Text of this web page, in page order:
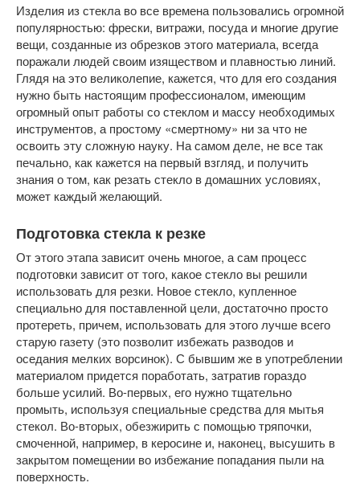
Изделия из стекла во все времена пользовались огромной
популярностью: фрески, витражи, посуда и многие другие
вещи, созданные из обрезков этого материала, всегда
поражали людей своим изяществом и плавностью линий.
Глядя на это великолепие, кажется, что для его создания
нужно быть настоящим профессионалом, имеющим
огромный опыт работы со стеклом и массу необходимых
инструментов, а простому «смертному» ни за что не
освоить эту сложную науку. На самом деле, не все так
печально, как кажется на первый взгляд, и получить
знания о том, как резать стекло в домашних условиях,
может каждый желающий.
Подготовка стекла к резке
От этого этапа зависит очень многое, а сам процесс
подготовки зависит от того, какое стекло вы решили
использовать для резки. Новое стекло, купленное
специально для поставленной цели, достаточно просто
протереть, причем, использовать для этого лучше всего
старую газету (это позволит избежать разводов и
оседания мелких ворсинок). С бывшим же в употреблении
материалом придется поработать, затратив гораздо
больше усилий. Во-первых, его нужно тщательно
промыть, используя специальные средства для мытья
стекол. Во-вторых, обезжирить с помощью тряпочки,
смоченной, например, в керосине и, наконец, высушить в
закрытом помещении во избежание попадания пыли на
поверхность.